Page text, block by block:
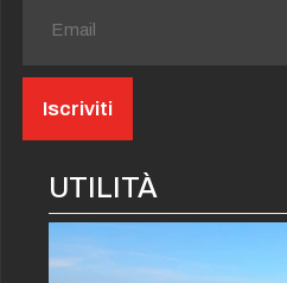
UTILITÀ